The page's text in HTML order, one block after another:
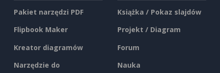
Pakiet narzędzi PDF
Flipbook Maker
Kreator diagramów
Narzędzie do
Książka / Pokaz slajdów
Projekt / Diagram
Forum
Nauka